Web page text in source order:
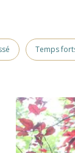
Temps